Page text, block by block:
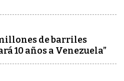
de barriles
10 años a Venezuela”